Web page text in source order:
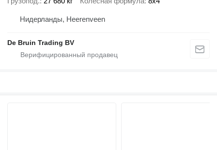
Нидерланды, Heerenveen
De Bruin Trading BV